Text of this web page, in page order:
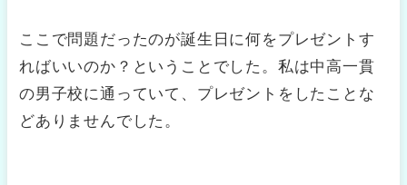
ここで問題だったのが誕生日に何をプレゼントす
ればいいのか？ということでした。私は中高一貫
の男子校に通っていて、プレゼントをしたことな
どありませんでした。